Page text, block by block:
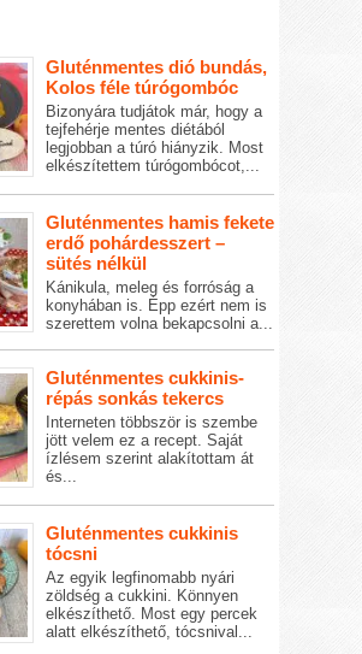
Gluténmentes dió bundás,
Kolos féle túrógombóc
Bizonyára tudjátok már, hogy a
tejfehérje mentes diétából
legjobban a túró hiányzik. Most
elkészítettem túrógombócot,...
Gluténmentes hamis fekete
erdő pohárdesszert –
sütés nélkül
Kánikula, meleg és forróság a
konyhában is. Épp ezért nem is
szerettem volna bekapcsolni a...
Gluténmentes cukkinis-
répás sonkás tekercs
Interneten többször is szembe
jött velem ez a recept. Saját
ízlésem szerint alakítottam át
és...
Gluténmentes cukkinis
tócsni
Az egyik legfinomabb nyári
zöldség a cukkini. Könnyen
elkészíthető. Most egy percek
alatt elkészíthető, tócsnival...